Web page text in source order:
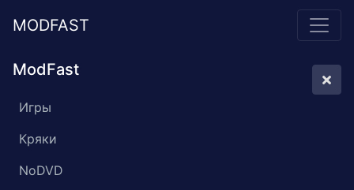
MODFAST
ModFast
Игры
Кряки
NoDVD